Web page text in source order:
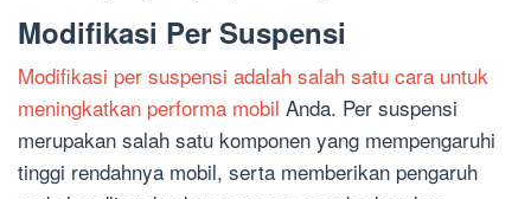
Modifikasi Per Suspensi
Modifikasi per suspensi adalah salah satu cara untuk
meningkatkan performa mobil Anda. Per suspensi
merupakan salah satu komponen yang mempengaruhi
tinggi rendahnya mobil, serta memberikan pengaruh